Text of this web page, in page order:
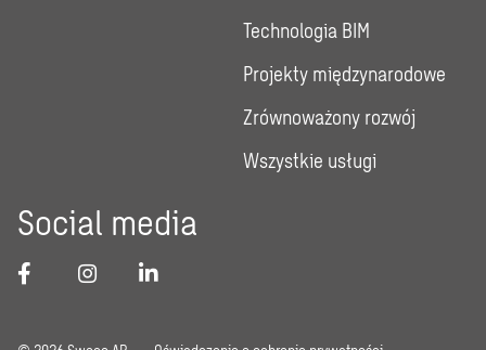
Technologia BIM
Projekty międzynarodowe
Zrównoważony rozwój
Wszystkie usługi
Social media